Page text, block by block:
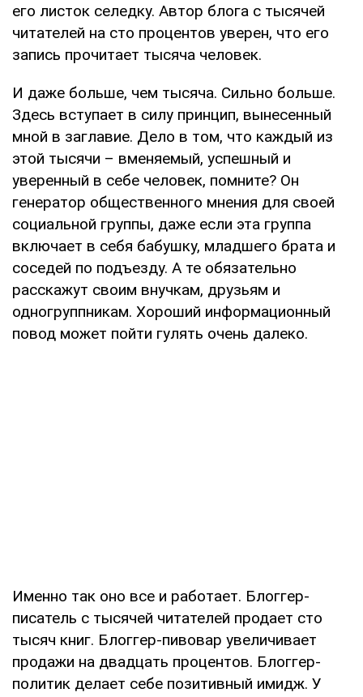
его листок селедку. Автор блога с тысячей
читателей на сто процентов уверен, что его
запись прочитает тысяча человек.
И даже больше, чем тысяча. Сильно больше.
Здесь вступает в силу принцип, вынесенный
мной в заглавие. Дело в том, что каждый из
этой тысячи – вменяемый, успешный и
уверенный в себе человек, помните? Он
генератор общественного мнения для своей
социальной группы, даже если эта группа
включает в себя бабушку, младшего брата и
соседей по подъезду. А те обязательно
расскажут своим внучкам, друзьям и
одногруппникам. Хороший информационный
повод может пойти гулять очень далеко.
Именно так оно все и работает. Блоггер-
писатель с тысячей читателей продает сто
тысяч книг. Блоггер-пивовар увеличивает
продажи на двадцать процентов. Блоггер-
политик делает себе позитивный имидж. У